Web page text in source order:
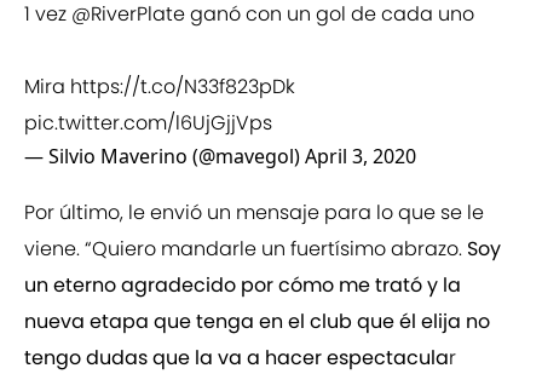
1 vez @RiverPlateganó con un gol de cada uno
Mira https://t.co/N33f823pDk
pic.twitter.com/l6UjGjjVps
— Silvio Maverino (@mavegol)April 3, 2020
Por último, le envió un mensaje para lo que se le
viene. “Quiero mandarle un fuertísimo abrazo. Soy
un eterno agradecido por cómo me trató y la
nueva etapa que tenga en el club que él elija no
tengo dudas que la va a hacer espectacular